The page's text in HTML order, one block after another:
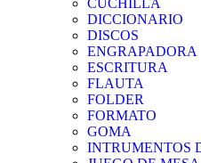
DICCIONARIO
DISCOS
ENGRAPADORA
ESCRITURA
FLAUTA
FOLDER
FORMATO
GOMA
INTRUMENTOS